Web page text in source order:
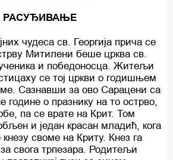
РАСУЂИВАЊЕ
чудеса св. Георгија прича се
Митилени беше црква св.
и победоносца. Житељи
се тој цркви о годишњем
Сазнавши за ово Сарацени са
године о празнику на то острво,
па се врате на Крит. Том
и један красан младић, кога
своме на Криту. Кнез га
свога трпезара. Родитељи